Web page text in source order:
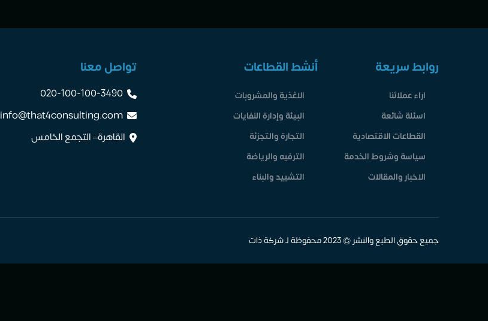
روابط سريعة
اراء عملائنا
اسئلة شائعة
القطاعات الاقتصادية
سياسة وشروط الخدمة
الاخبار والمقالات
أنشط القطاعات
الاغذية والمشروبات
البيئة وإدارة النفايات
التجارة والتجزئة
الترفيه والرياضة
التشييد والبناء
تواصل معنا
020-100-100-3490
info@that4consulting.com
القاهرة– التجمع الخامس
جميع حقوق الطبع والنشر © 2023 محفوظة لـ شركة ذات